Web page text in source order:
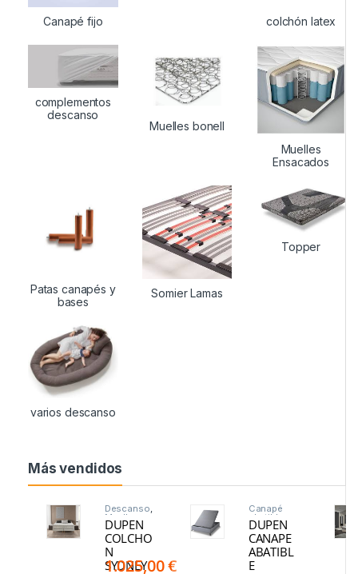
Canapé fijo
colchón latex
complementos
descanso
Muelles bonell
Muelles
Ensacados
Patas canapés y
bases
Somier Lamas
Topper
varios descanso
Más vendidos
Descanso,
Muelles
Ensacado
s
DUPEN
COLCHO
N
SYDNEY
1.025,00€
Canapé
abatible
Descanso
DUPEN
CANAPE
ABATIBL
E